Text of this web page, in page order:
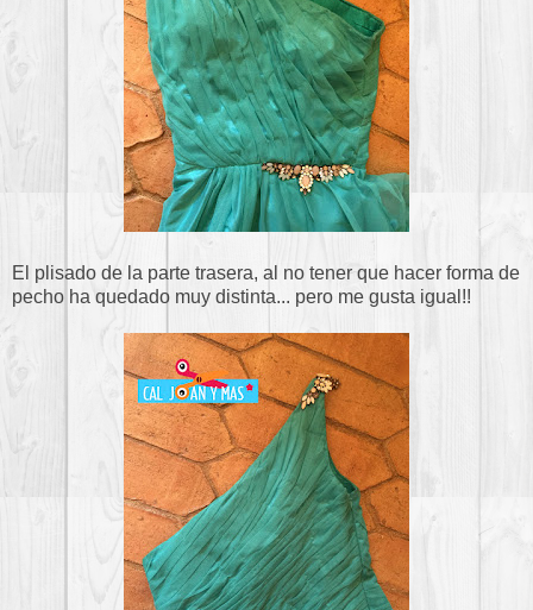
El plisado de la parte trasera, al no tener que hacer forma de
pecho ha quedado muy distinta... pero me gusta igual!!